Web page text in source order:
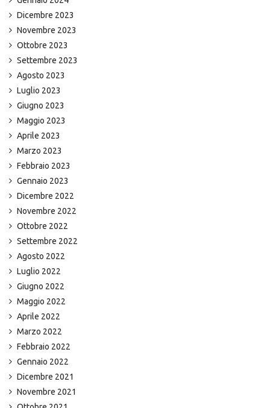
Dicembre 2023
Novembre 2023
Ottobre 2023
Settembre 2023
Agosto 2023
Luglio 2023
Giugno 2023
Maggio 2023
Aprile 2023
Marzo 2023
Febbraio 2023
Gennaio 2023
Dicembre 2022
Novembre 2022
Ottobre 2022
Settembre 2022
Agosto 2022
Luglio 2022
Giugno 2022
Maggio 2022
Aprile 2022
Marzo 2022
Febbraio 2022
Gennaio 2022
Dicembre 2021
Novembre 2021